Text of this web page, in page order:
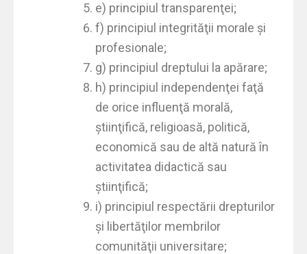
e) principiul transparenţei;
f) principiul integrităţii morale şi
profesionale;
g) principiul dreptului la apărare;
h) principiul independenţei faţă
de orice influenţă morală,
ştiinţifică, religioasă, politică,
economică sau de altă natură în
activitatea didactică sau
ştiinţifică;
i) principiul respectării drepturilor
şi libertăţilor membrilor
comunităţii universitare;